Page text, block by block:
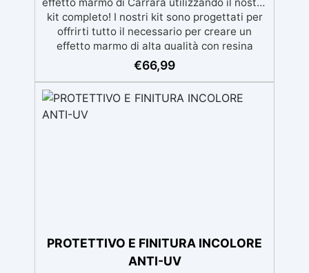
€66,99
PROTETTIVO E FINITURA INCOLORE
ANTI-UV